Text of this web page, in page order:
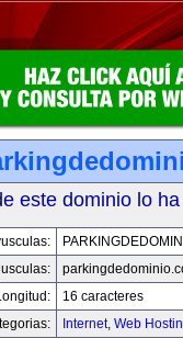
este dominio lo
16 caracteres
Internet, Web